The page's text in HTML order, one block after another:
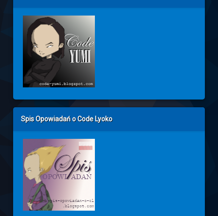
Spis Opowiadań o Code Lyoko